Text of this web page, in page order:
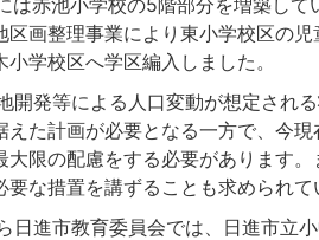
は赤池小学校の5階部分を増築し
区画整理事業により東小学校区の
学校区へ学区編入しました。
発等による人口変動が想定され
えた計画が必要となる一方で、今
大限の配慮をする必要があります
な措置を講ずることも求められて
進市教育委員会では、日進市立